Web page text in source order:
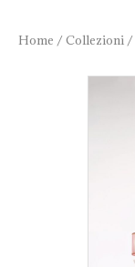
Home /Collezioni /